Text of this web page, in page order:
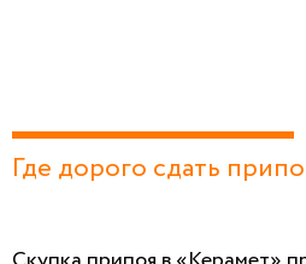
Где дорого сдать